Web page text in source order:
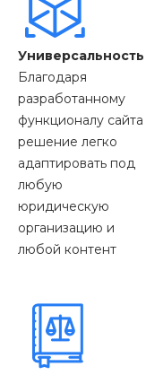
Универсальность
Благодаря
разработанному
функционалу сайта
решение легко
адаптировать под
любую
юридическую
организацию и
любой контент